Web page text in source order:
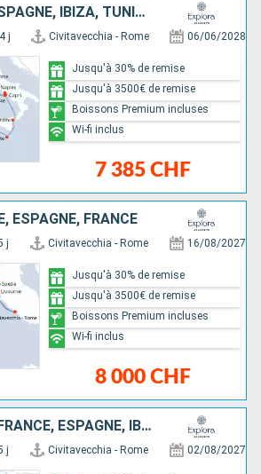
ITALIE, FRANCE, ESPAGNE, IBIZA, TUNISIE, MALTE
j Civitavecchia - Rome 06/06/2028
7 385 CHF
Jusqu'à 30% de remise
Jusqu'à 3500€ de remise
Boissons Premium incluses
Wi-fi inclus
ESPAGNE, FRANCE
j Civitavecchia - Rome 16/08/2027
8 000 CHF
Jusqu'à 30% de remise
Jusqu'à 3500€ de remise
Boissons Premium incluses
Wi-fi inclus
ITALIE, MONACO, FRANCE, ESPAGNE, IBIZA, TUNISIE, MALTE
j Civitavecchia - Rome 02/08/2027